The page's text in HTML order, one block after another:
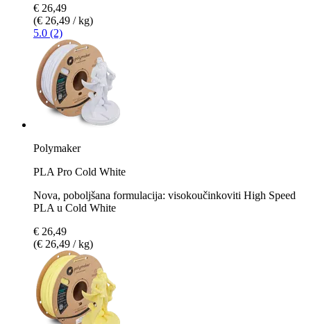
€ 26,49
(€ 26,49 / kg)
5.0 (2)
Polymaker
PLA Pro Cold White
Nova, poboljšana formulacija: visokoučinkoviti High Speed
PLA u Cold White
€ 26,49
(€ 26,49 / kg)